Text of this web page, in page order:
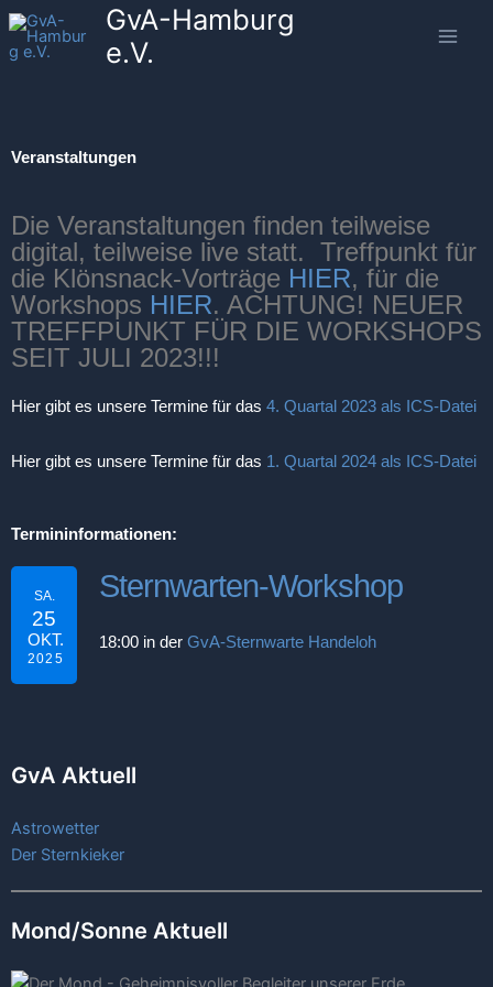
Zum
Inhalt
springen
GvA-Hamburg
e.V.
Veranstaltungen
Die Veranstaltungen finden teilweise
digital, teilweise live statt. Treffpunkt für
die Klönsnack-Vorträge HIER, für die
Workshops HIER. ACHTUNG! NEUER
TREFFPUNKT FÜR DIE WORKSHOPS
SEIT JULI 2023!!!
Hier gibt es unsere Termine für das 4. Quartal 2023 als ICS-Datei
Hier gibt es unsere Termine für das 1. Quartal 2024 als ICS-Datei
Termininformationen:
SA.
25
OKT.
2025
Sternwarten-Workshop
18:00 in der GvA-Sternwarte Handeloh
GvA Aktuell
Astrowetter
Der Sternkieker
Mond/Sonne Aktuell